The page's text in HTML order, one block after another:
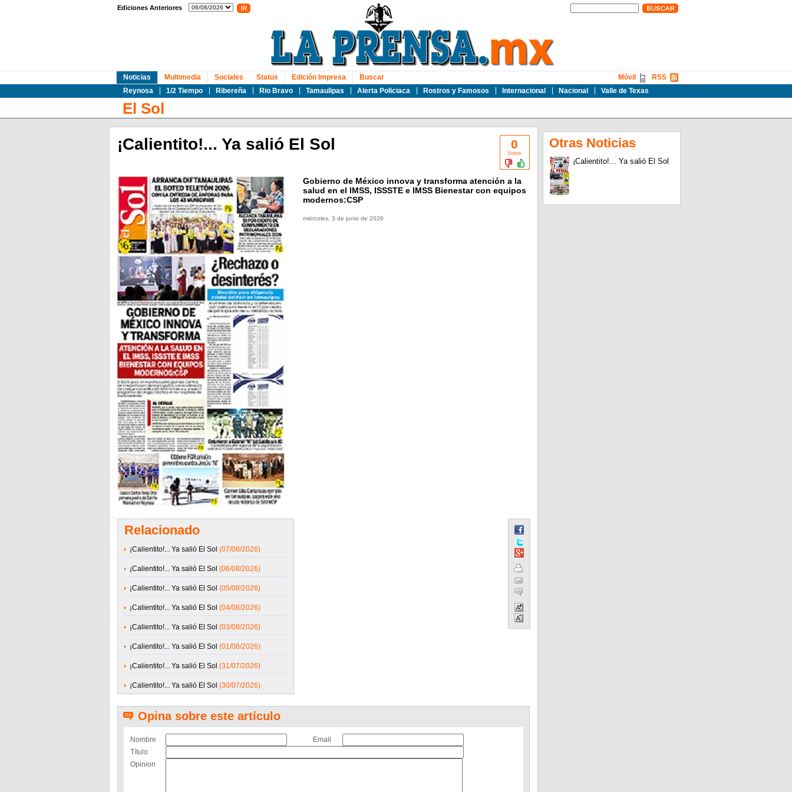
Ediciones Anteriores
Noticias
Reynosa
1/2 Tiempo Ribereña Rio Bravo Tamaulipas Alerta Policiaca Rostros y Famosos Internacional Nacional Valle de Texas
Multimedia Sociales Status Edición Impresa Buscar RSS
Móvil
El Sol
0
Votos
¡Calientito!... Ya salió El Sol
Relacionado
¡Calientito!... Ya salió El Sol (07/08/2026)
¡Calientito!... Ya salió El Sol (06/08/2026)
¡Calientito!... Ya salió El Sol (05/08/2026)
¡Calientito!... Ya salió El Sol (04/08/2026)
¡Calientito!... Ya salió El Sol (03/08/2026)
¡Calientito!... Ya salió El Sol (01/08/2026)
¡Calientito!... Ya salió El Sol (31/07/2026)
¡Calientito!... Ya salió El Sol (30/07/2026)
Gobierno de México innova y transforma atención a la
salud en el IMSS, ISSSTE e IMSS Bienestar con equipos
modernos:CSP
miércoles, 3 de junio de 2026
Opina sobre este artículo
Nombre
Email
Título
Opinion
Otras Noticias
¡Calientito!... Ya salió El Sol